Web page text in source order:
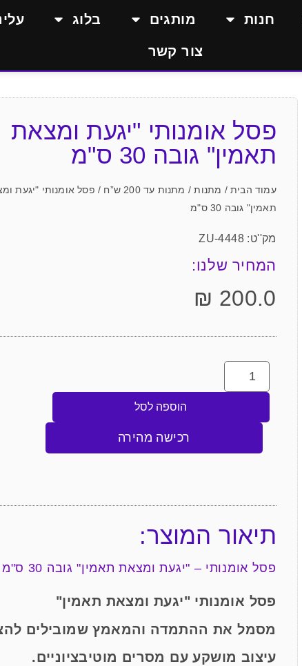
חנות מותגים בלוג
צור קשר
פסל אומנותי "יגעת ומצאת
תאמין" גובה 30 ס"מ
עמוד הבית / מתנות/ מתנות עד 200 ש”ח
/ פסל אומנותי "יגעת
תאמין" גובה 30 ס"מ
מק''ט: ZU-4448
המחיר שלנו:
200.0
₪
הוספה לסל
רכישה מהירה
תיאור המוצר:
פסל אומנותי – "יגעת ומצאת תאמין" גובה 30 ס"מ
פסל אומנותי "יגעת ומצאת תאמין"
מסמל את ההתמדה והמאמץ שמובילים
עיצוב מושקע עם מסרים מוטיבציוניים.